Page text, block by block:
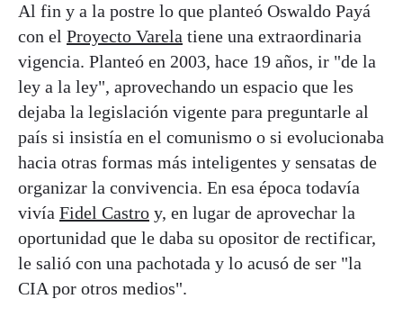
Al fin y a la postre lo que planteó Oswaldo Payá
con el Proyecto Varela tiene una extraordinaria
vigencia. Planteó en 2003, hace 19 años, ir "de la
ley a la ley", aprovechando un espacio que les
dejaba la legislación vigente para preguntarle al
país si insistía en el comunismo o si evolucionaba
hacia otras formas más inteligentes y sensatas de
organizar la convivencia. En esa época todavía
vivía Fidel Castro y, en lugar de aprovechar la
oportunidad que le daba su opositor de rectificar,
le salió con una pachotada y lo acusó de ser "la
CIA por otros medios".